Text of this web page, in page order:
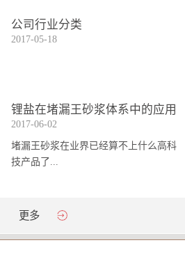
公司行业分类
2017-05-18
锂盐在堵漏王砂浆体系中的应用
2017-06-02
堵漏王砂浆在业界已经算不上什么高科
技产品了...
。简单来说它就是一种能够迅速凝固的
通砂浆的强...
更多